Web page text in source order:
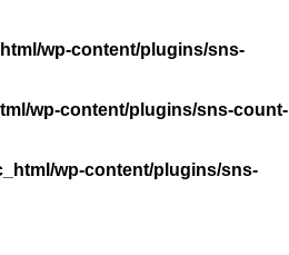
wp-content/plugins/sns-
wp-content/plugins/sns-count-
wp-content/plugins/sns-